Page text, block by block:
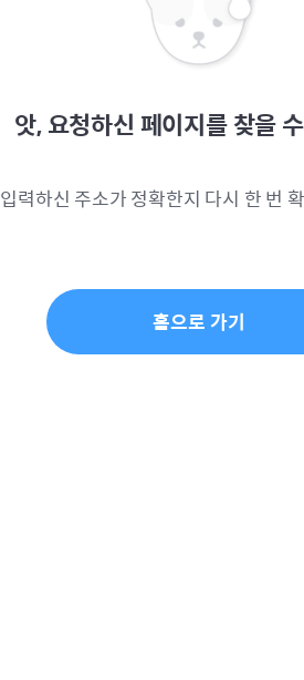
앗, 요청하신 페이지를 찾을
입력하신 주소가 정확한지 다시 한 번
홈으로 가기